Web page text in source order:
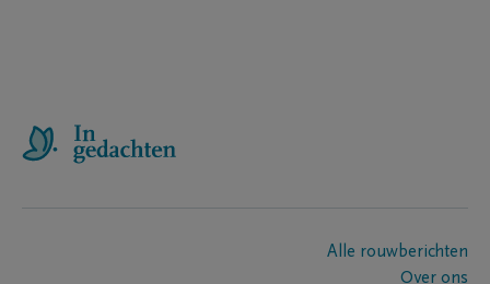
Alle rouwberichten
Over ons